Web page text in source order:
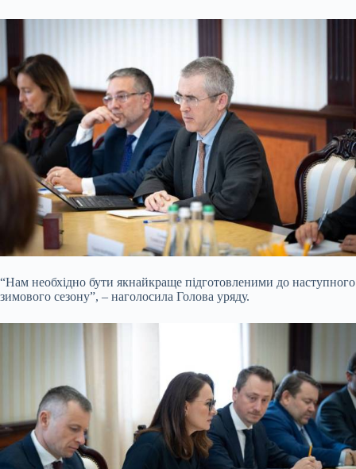
“Нам необхідно бути якнайкраще підготовленими до наступного
зимового сезону”, – наголосила Голова уряду.